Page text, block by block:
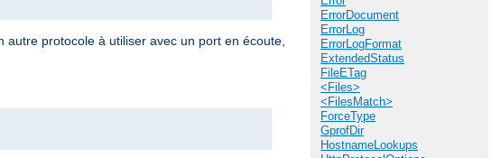
ErrorDocument
ErrorLog
ErrorLogFormat
ExtendedStatus
FileETag
<Files>
<FilesMatch>
ForceType
GprofDir
HostnameLookups
protocole à utiliser avec un port en écoute,